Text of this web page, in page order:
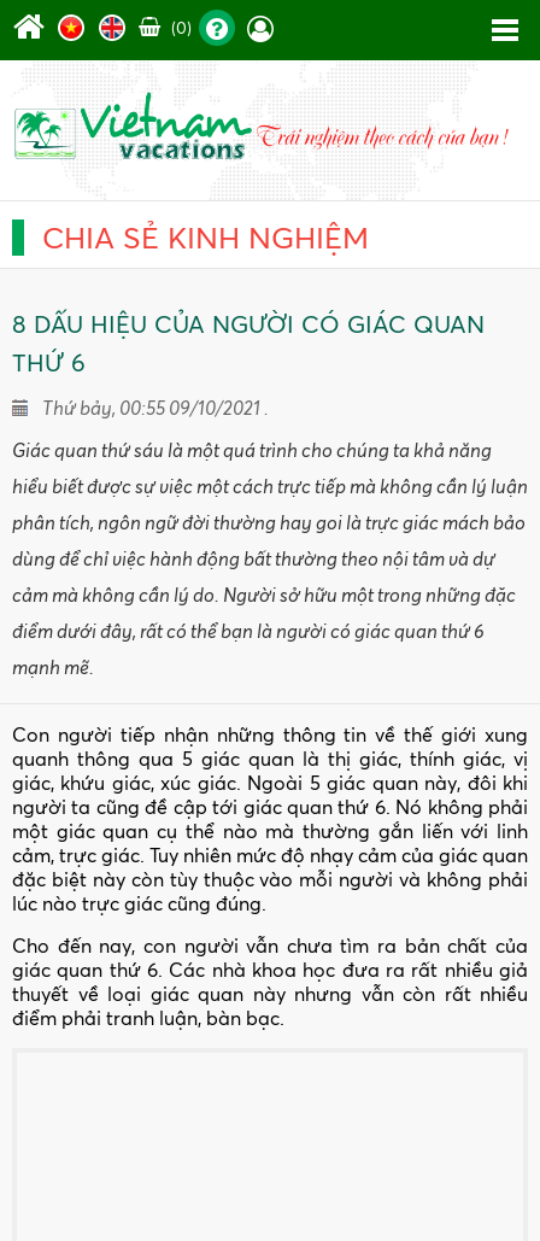
(0)
CHIA SẺ KINH NGHIỆM
8 DẤU HIỆU CỦA NGƯỜI CÓ GIÁC QUAN
THỨ 6
Thứ bảy, 00:55 09/10/2021 .
Giác quan thứ sáu là một quá trình cho chúng ta khả năng
hiểu biết được sự việc một cách trực tiếp mà không cần lý luận
phân tích, ngôn ngữ đời thường hay goi là trực giác mách bảo
dùng để chỉ việc hành động bất thường theo nội tâm và dự
cảm mà không cần lý do. Người sở hữu một trong những đặc
điểm dưới đây, rất có thể bạn là người có giác quan thứ 6
mạnh mẽ.
Con người tiếp nhận những thông tin về thế giới xung
quanh thông qua 5 giác quan là thị giác, thính giác, vị
giác, khứu giác, xúc giác. Ngoài 5 giác quan này, đôi khi
người ta cũng đề cập tới giác quan thứ 6. Nó không phải
một giác quan cụ thể nào mà thường gắn liến với linh
cảm, trực giác. Tuy nhiên mức độ nhạy cảm của giác quan
đặc biệt này còn tùy thuộc vào mỗi người và không phải
lúc nào trực giác cũng đúng.
Cho đến nay, con người vẫn chưa tìm ra bản chất của
giác quan thứ 6. Các nhà khoa học đưa ra rất nhiều giả
thuyết về loại giác quan này nhưng vẫn còn rất nhiều
điểm phải tranh luận, bàn bạc.